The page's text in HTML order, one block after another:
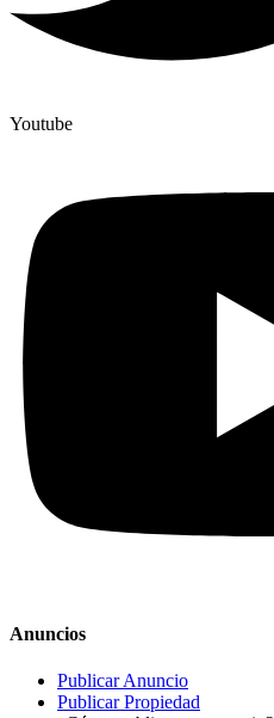
Youtube
Anuncios
Publicar Anuncio
Publicar Propiedad